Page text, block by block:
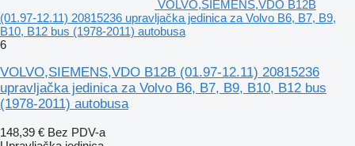
VOLVO,SIEMENS,VDO B12B
(01.97-12.11) 20815236 upravljačka jedinica za Volvo B6, B7, B9,
B10, B12 bus (1978-2011) autobusa
6
VOLVO,SIEMENS,VDO B12B (01.97-12.11) 20815236
upravljačka jedinica za Volvo B6, B7, B9, B10, B12 bus
(1978-2011) autobusa
148,39 € Bez PDV-a